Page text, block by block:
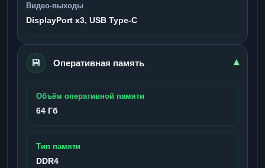
Видео-выходы
DisplayPort x3, USB Type-C
💾 Оперативная память ▾
Объём оперативной памяти
64 Гб
Тип памяти
DDR4